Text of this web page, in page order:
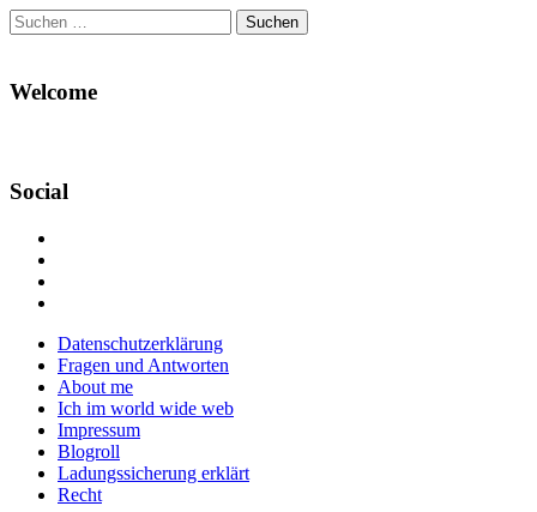
Suchen
nach:
Welcome
Social
Facebook
anzeigen
Twitter
anzeigen
auf
Instagram
anzeigen
Main
menu
Skip
content
Datenschutzerklärung
Fragen und Antworten
About me
Ich im world wide web
Impressum
Blogroll
Ladungssicherung erklärt
Recht